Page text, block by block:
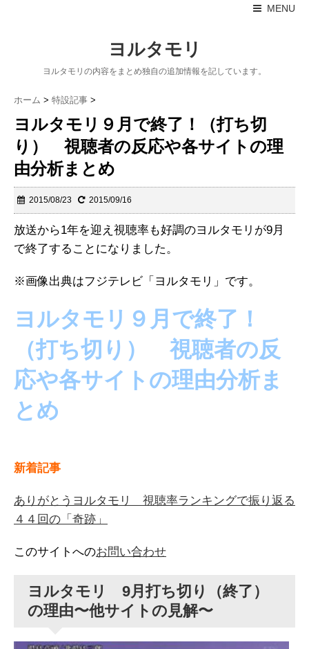
MENU
ヨルタモリ
ヨルタモリの内容をまとめ独自の追加情報を記しています。
ホーム > 特設記事 >
ヨルタモリ９月で終了！（打ち切
り） 視聴者の反応や各サイトの理
由分析まとめ
2015/08/23 2015/09/16
放送から1年を迎え視聴率も好調のヨルタモリが9月
で終了することになりました。
※画像出典はフジテレビ「ヨルタモリ」です。
ヨルタモリ９月で終了！
（打ち切り） 視聴者の反
応や各サイトの理由分析ま
とめ
新着記事
ありがとうヨルタモリ 視聴率ランキングで振り返る
４４回の「奇跡」
このサイトへのお問い合わせ
ヨルタモリ 9月打ち切り（終了）
の理由〜他サイトの見解〜